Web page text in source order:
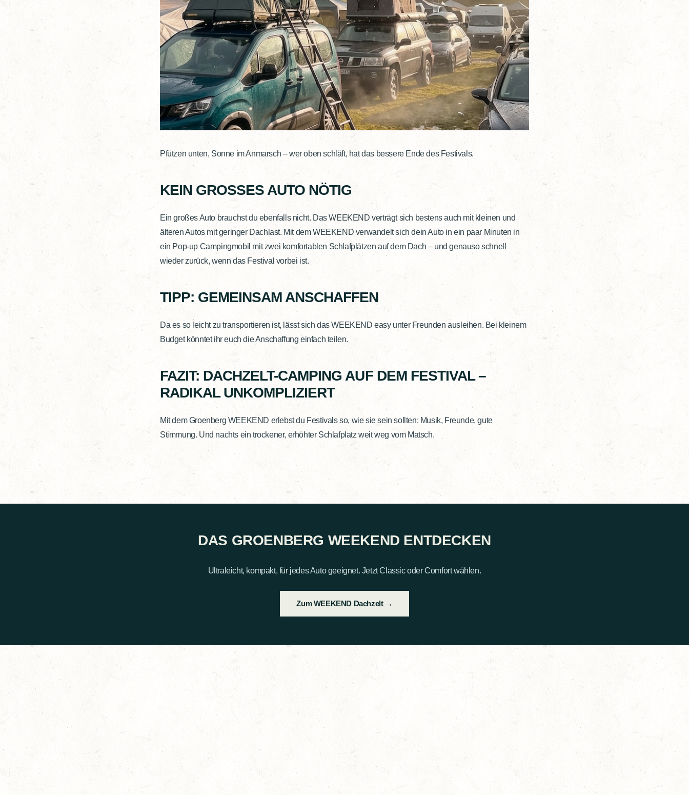
Pfützen unten, Sonne im Anmarsch – wer oben schläft, hat das bessere Ende des Festivals.
KEIN GROSSES AUTO NÖTIG
Ein großes Auto brauchst du ebenfalls nicht. Das WEEKEND verträgt sich bestens auch mit kleinen und
älteren Autos mit geringer Dachlast. Mit dem WEEKEND verwandelt sich dein Auto in ein paar Minuten in
ein Pop-up Campingmobil mit zwei komfortablen Schlafplätzen auf dem Dach – und genauso schnell
wieder zurück, wenn das Festival vorbei ist.
TIPP: GEMEINSAM ANSCHAFFEN
Da es so leicht zu transportieren ist, lässt sich das WEEKEND easy unter Freunden ausleihen. Bei kleinem
Budget könntet ihr euch die Anschaffung einfach teilen.
FAZIT: DACHZELT-CAMPING AUF DEM FESTIVAL –
RADIKAL UNKOMPLIZIERT
Mit dem Groenberg WEEKEND erlebst du Festivals so, wie sie sein sollten: Musik, Freunde, gute
Stimmung. Und nachts ein trockener, erhöhter Schlafplatz weit weg vom Matsch.
DAS GROENBERG WEEKEND ENTDECKEN
Ultraleicht, kompakt, für jedes Auto geeignet. Jetzt Classic oder Comfort wählen.
Zum WEEKEND Dachzelt →